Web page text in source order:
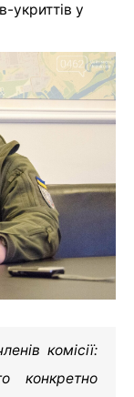
укриттів у
комісії:
конкретно